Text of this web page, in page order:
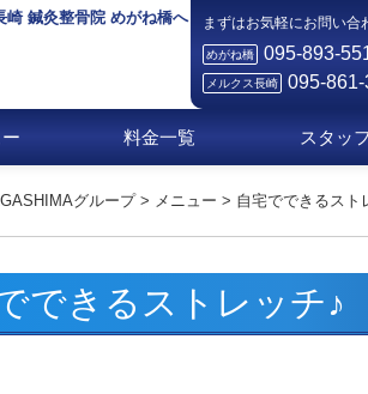
鍼灸整骨院 めがね橋へ まずはお気軽にお問い合
めがね橋 095-893-
メルクス長崎 095-
料金一覧 スタッ
グループ> メニュー > 自宅でできるス
できるストレッ